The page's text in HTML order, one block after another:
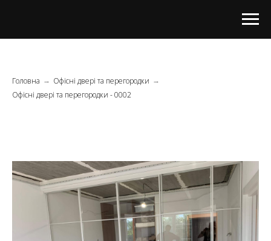
Головна → Офісні двері та перегородки →
Офісні двері та перегородки - 0002